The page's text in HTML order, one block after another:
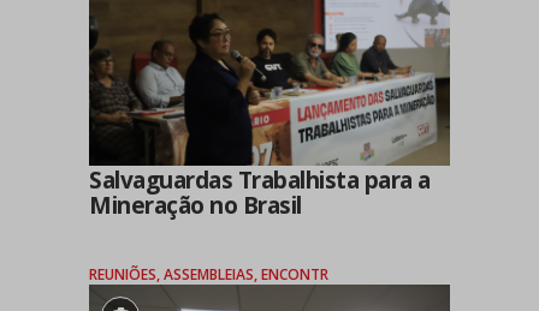
Salvaguardas Trabalhista para a
Mineração no Brasil
REUNIÕES, ASSEMBLEIAS, ENCONTR